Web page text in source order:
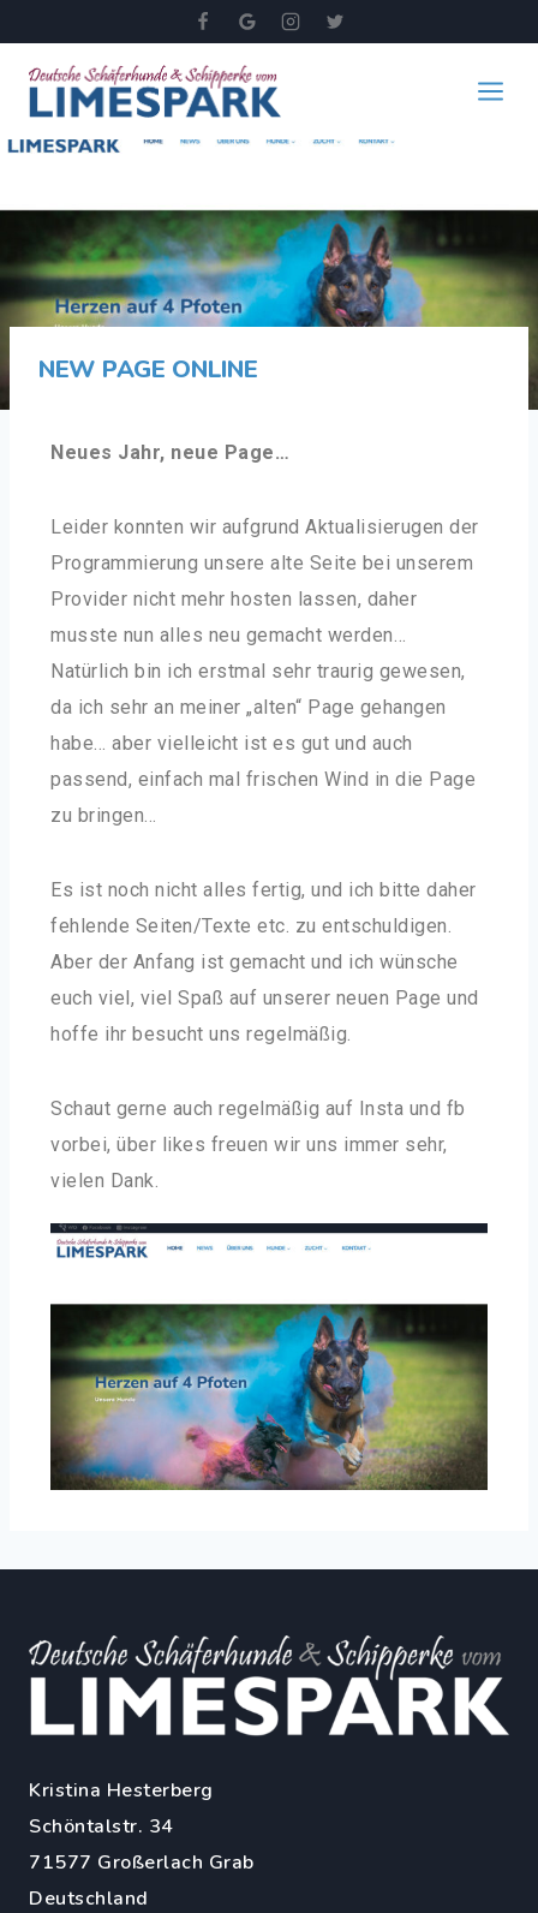
NEW PAGE ONLINE
Neues Jahr, neue Page…
Leider konnten wir aufgrund Aktualisierugen der
Programmierung unsere alte Seite bei unserem
Provider nicht mehr hosten lassen, daher
musste nun alles neu gemacht werden…
Natürlich bin ich erstmal sehr traurig gewesen,
da ich sehr an meiner „alten“ Page gehangen
habe… aber vielleicht ist es gut und auch
passend, einfach mal frischen Wind in die Page
zu bringen…
Es ist noch nicht alles fertig, und ich bitte daher
fehlende Seiten/Texte etc. zu entschuldigen.
Aber der Anfang ist gemacht und ich wünsche
euch viel, viel Spaß auf unserer neuen Page und
hoffe ihr besucht uns regelmäßig.
Schaut gerne auch regelmäßig auf Insta und fb
vorbei, über likes freuen wir uns immer sehr,
vielen Dank.
Kristina Hesterberg
Schöntalstr. 34
71577 Großerlach Grab
Deutschland